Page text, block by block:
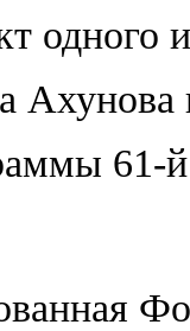
одного
61-